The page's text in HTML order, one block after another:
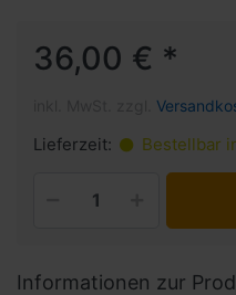
36,00 € *
Lieferzeit: Bestellbar
Informationen zur